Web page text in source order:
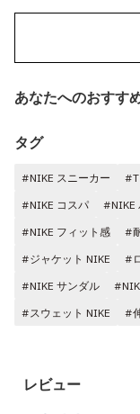
あなたへのおすす
タグ
#NIKE スニーカー #T
#NIKE コスパ
#NIKE
#NIKE フィット感
#
#ジャケット NIKE
#
#NIKE サンダル
#スウェット NIKE
#